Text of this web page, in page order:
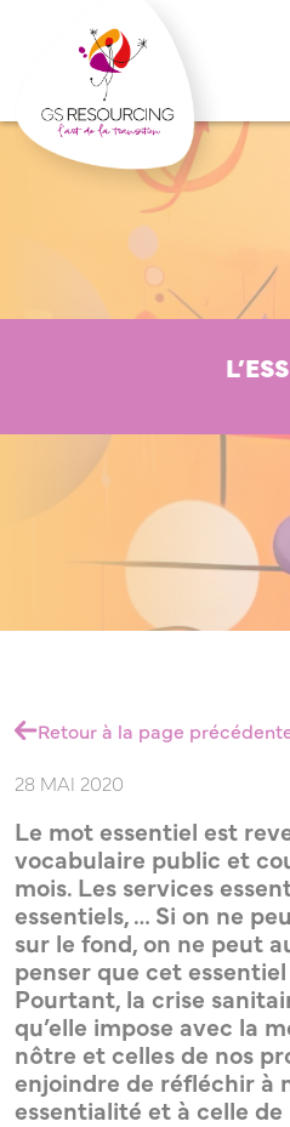
/
MANAGERS
/
Retour à la page
28 MAI 2020
Le mot essentiel est
vocabulaire public et
mois. Les services
essentiels, … Si on ne
sur le fond, on ne peut
penser que cet
Pourtant, la crise
qu’elle impose avec la
nôtre et celles de nos
enjoindre de réfléchir à
essentialité et à celle de